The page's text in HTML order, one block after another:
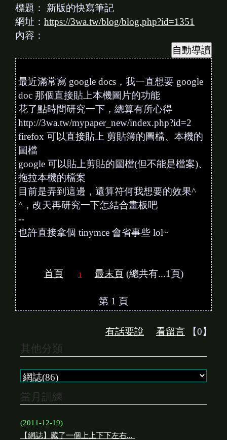
標題： 新版的快寫筆記
網址： https://3wa.tw/blog/blog.php?id=1351
內容：
最近滿常寫 google docs，我一直想要 google
doc 那個直接貼上本機圖片的功能
花了點時間研究一下，總算有所心得
http://3wa.tw/mypaper_new/index.php?id=2
firefox 可以直接貼上 剪貼簿的圖檔、本機的
圖檔
google 可以貼上剪貼的圖檔(但不能是檔案)、
拖拉本機的檔案
目前是弄到這邊，還算符何我想要的效果^
^，改天再研究一下怎結合畫板吧
--
也許直接拿個 tinymce 會省事些 lol~
首頁 1 最末頁(總共有...1頁)
第 1 頁
有話要說 看留言 【0】
其他分類
當月訓練
(2011-12-19)
【網誌】藏了一個上上下下左右...